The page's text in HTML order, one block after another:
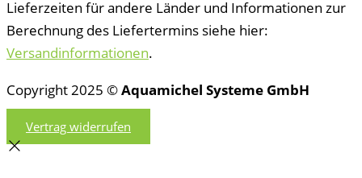
Lieferzeiten für andere Länder und Informationen zur
Berechnung des Liefertermins siehe hier:
Versandinformationen.
Copyright 2025 ©Aquamichel Systeme GmbH
Vertrag widerrufen